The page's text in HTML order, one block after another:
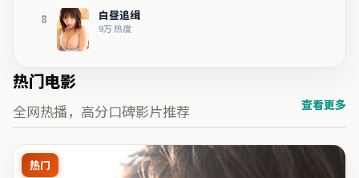
8 白昼追缉
9万热度
热门电影
全网热播，高分口碑影片推荐 查看更多
热门